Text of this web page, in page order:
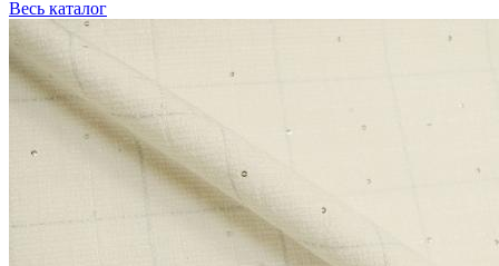
Весь каталог